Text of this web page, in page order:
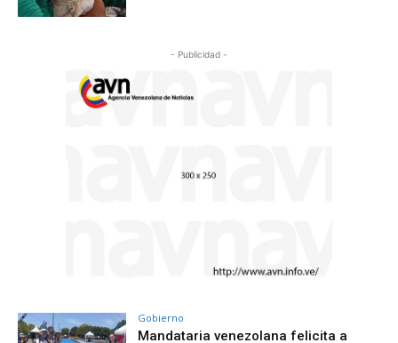
- Publicidad -
Gobierno
Mandataria venezolana felicita a